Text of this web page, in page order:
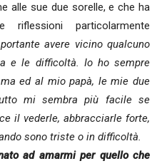
alle sue due sorelle, e che ha
riflessioni particolarmente
avere vicino qualcuno
e le difficoltà. Io ho sempre
ed al mio papà, le mie due
mi sembra più facile se
il vederle, abbracciarle forte,
sono triste o in difficoltà.
ad amarmi per quello che